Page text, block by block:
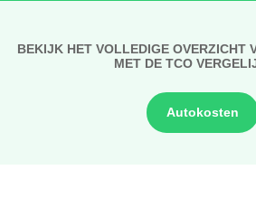
BEKIJK HET VOLLEDIGE OVERZICHT
MET DE TCO
Autokosten